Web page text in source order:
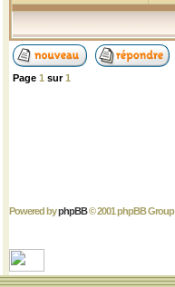
Page 1 sur1
Powered byphpBB© 2001 phpBB Group